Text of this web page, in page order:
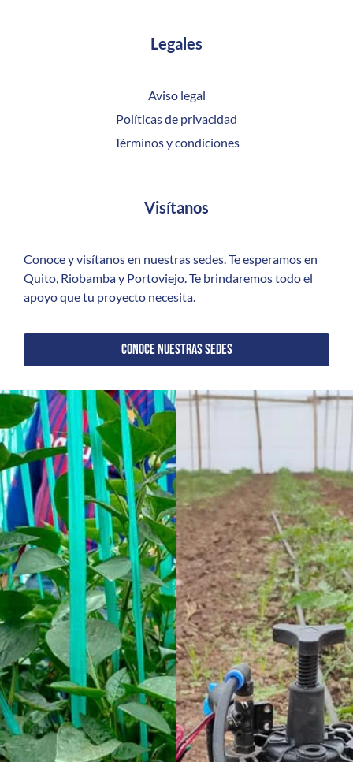
Legales
Aviso legal
Políticas de privacidad
Términos y condiciones
Visítanos
Conoce y visítanos en nuestras sedes. Te esperamos en
Quito, Riobamba y Portoviejo. Te brindaremos todo el
apoyo que tu proyecto necesita.
CONOCE NUESTRAS SEDES